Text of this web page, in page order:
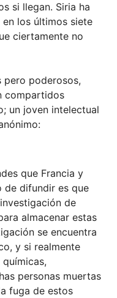
si llegan. Siria ha
los últimos siete
ciertamente no
pero poderosos,
compartidos
un joven intelectual
que Francia y
de difundir es que
de
almacenar estas
se encuentra
y si realmente
personas muertas
fuga de estos